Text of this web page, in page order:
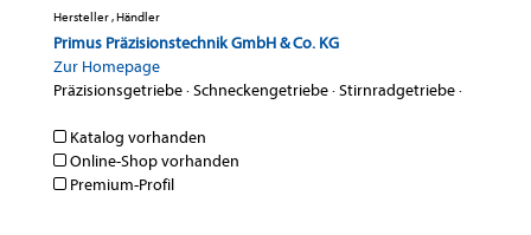
Hersteller , Händler
Primus Präzisionstechnik GmbH & Co. KG
Zur Homepage
Präzisionsgetriebe·Schneckengetriebe·Stirnradgetriebe·
Katalog vorhanden
Online-Shop vorhanden
Premium-Profil